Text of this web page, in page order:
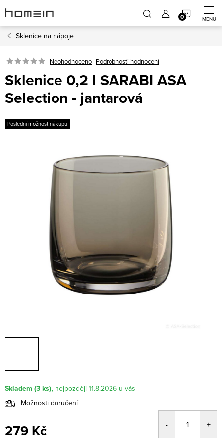
na
obsah
Sklenice na nápoje
Neohodnoceno Podrobnosti hodnocení
Sklenice 0,2 l SARABI ASA
Selection - jantarová
Poslední možnost nákupu
Skladem (3 ks)
11.8.2026
Možnosti doručení
279 Kč